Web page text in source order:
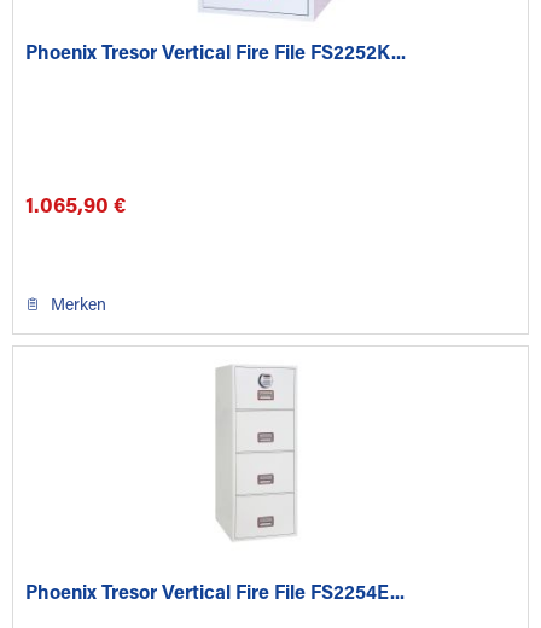
Phoenix Tresor Vertical Fire File FS2252K...
1.065,90 €
Merken
Phoenix Tresor Vertical Fire File FS2254E...